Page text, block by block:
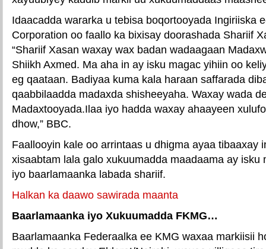
Idaacadda wararka u tebisa boqortooyada Ingiriiska
Corporation oo faallo ka bixisay doorashada Shariif
“Shariif Xasan waxay wax badan wadaagaan
Shiikh Axmed. Ma aha in ay isku magac yihiin oo
eg qaataan. Badiyaa kuma kala haraan saffarada
qaabbilaadda madaxda shisheeyaha. Waxay wada
Madaxtooyada.Ilaa iyo hadda waxay ahaayeen
dhow,” BBC.
Faallooyin kale oo arrintaas u dhigma ayaa tibaaxay
xisaabtam lala galo xukuumadda maadaama ay isku
iyo baarlamaanka labada shariif.
Halkan ka daawo sawirada maanta
Baarlamaanka iyo Xukuumadda FKMG…
Baarlamaanka Federaalka ee KMG waxaa markiisii